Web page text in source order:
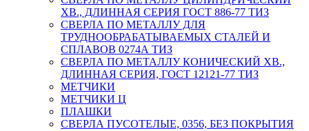
ХВ., ДЛИННАЯ СЕРИЯ ГОСТ 886-77 ТИЗ
СВЕРЛА ПО МЕТАЛЛУ ДЛЯ
ТРУДНООБРАБАТЫВАЕМЫХ СТАЛЕЙ И
СПЛАВОВ 0274А ТИЗ
СВЕРЛА ПО МЕТАЛЛУ КОНИЧЕСКИЙ ХВ.,
ДЛИННАЯ СЕРИЯ, ГОСТ 12121-77 ТИЗ
МЕТЧИКИ
МЕТЧИКИ Ц
ПЛАШКИ
СВЕРЛА ПУСОТЕЛЫЕ, 0356, БЕЗ ПОКРЫТИЯ